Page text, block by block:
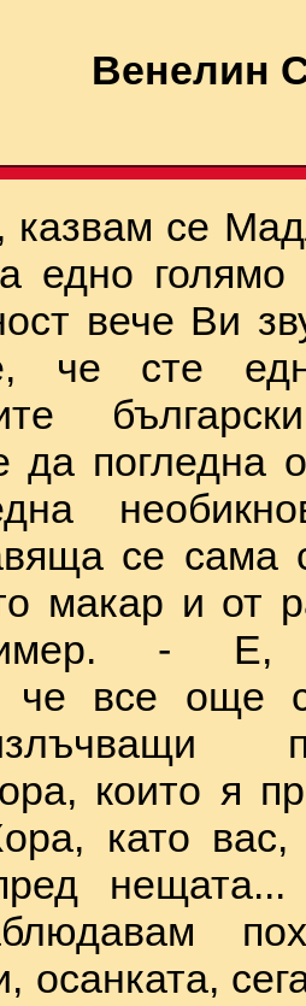
Венелин
казвам се
едно голямо
вече Ви
че сте
да погледна
се сама
макар и от
- Е,
че все още
които я
като
осанката,